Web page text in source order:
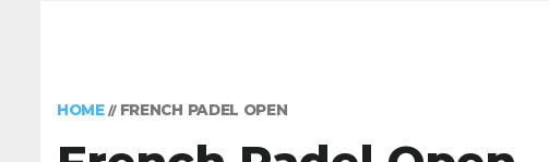
HOME// FRENCH PADEL OPEN